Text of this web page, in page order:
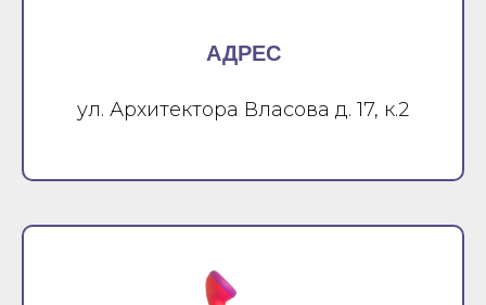
АДРЕС
ул. Архитектора Власова д. 17, к.2